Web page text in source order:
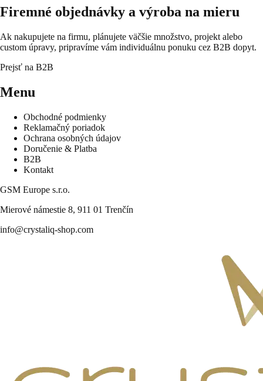
Firemné objednávky a výroba na mieru
Ak nakupujete na firmu, plánujete väčšie množstvo, projekt alebo
custom úpravy, pripravíme vám individuálnu ponuku cez B2B dopyt.
Prejsť na B2B
Menu
Obchodné podmienky
Reklamačný poriadok
Ochrana osobných údajov
Doručenie & Platba
B2B
Kontakt
GSM Europe s.r.o.
Mierové námestie 8, 911 01 Trenčín
info@crystaliq-shop.com